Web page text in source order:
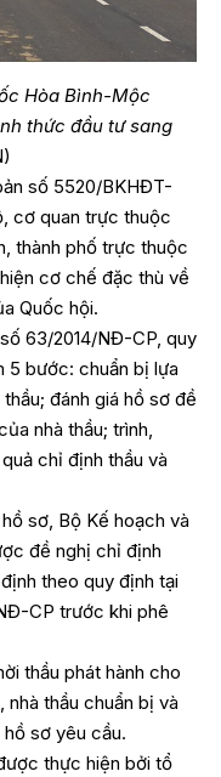
Hòa Bình-Mộc
thức đầu tư sang
số 5520/BKHĐT-
cơ quan trực thuộc
thành phố trực thuộc
cơ chế đặc thù về
Quốc hội.
63/2014/NĐ-CP, quy
5 bước: chuẩn bị lựa
đánh giá hồ sơ đề
nhà thầu; trình,
chỉ định thầu và
sơ, Bộ Kế hoạch và
đề nghị chỉ định
theo quy định tại
CP trước khi phê
thầu phát hành cho
thầu chuẩn bị và
sơ yêu cầu.
thực hiện bởi tổ